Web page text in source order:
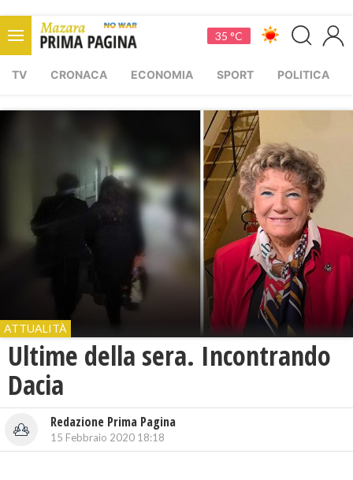
35 °C
TV CRONACA ECONOMIA SPORT POLITICA
ATTUALITÀ
Ultime della sera. Incontrando
Dacia
Redazione Prima Pagina
15 Febbraio 2020 18:18